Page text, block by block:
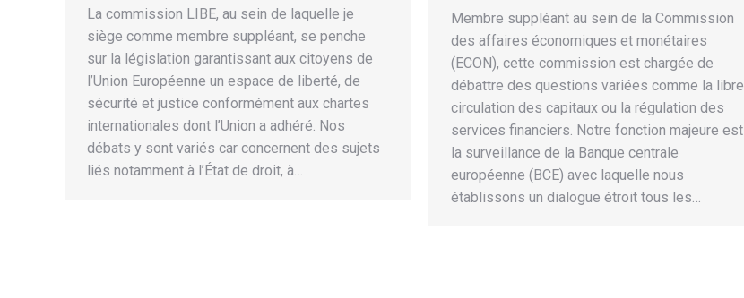
La commission LIBE, au sein de laquelle je
siège comme membre suppléant, se penche
sur la législation garantissant aux citoyens de
l’Union Européenne un espace de liberté, de
sécurité et justice conformément aux chartes
internationales dont l’Union a adhéré. Nos
débats y sont variés car concernent des sujets
liés notamment à l’État de droit, à…
Membre suppléant au sein de la Commission
des affaires économiques et monétaires
(ECON), cette commission est chargée de
débattre des questions variées comme la libre
circulation des capitaux ou la régulation des
services financiers. Notre fonction majeure est
la surveillance de la Banque centrale
européenne (BCE) avec laquelle nous
établissons un dialogue étroit tous les…